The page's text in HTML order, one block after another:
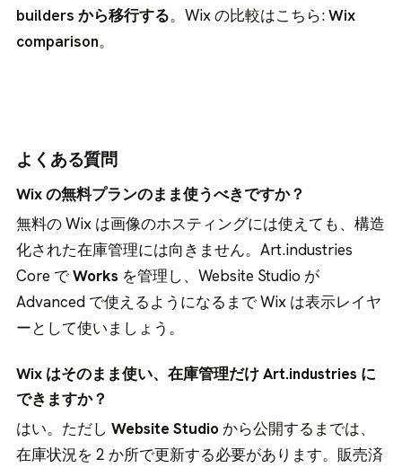
builders から移行する。Wix の比較はこちら:Wix
comparison。
よくある質問
Wix の無料プランのまま使うべきですか？
無料の Wix は画像のホスティングには使えても、構造
化された在庫管理には向きません。Art.industries
Core でWorks を管理し、Website Studio が
Advanced で使えるようになるまで Wix は表示レイヤ
ーとして使いましょう。
Wix はそのまま使い、在庫管理だけ Art.industries に
できますか？
はい。ただしWebsite Studio から公開するまでは、
在庫状況を 2 か所で更新する必要があります。販売済